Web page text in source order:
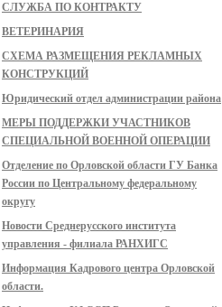
СЛУЖБА ПО КОНТРАКТУ
ВЕТЕРИНАРИЯ
СХЕМА РАЗМЕЩЕНИЯ РЕКЛАМНЫХ
КОНСТРУКЦИЙ
Юридический отдел администрации района
МЕРЫ ПОДДЕРЖКИ УЧАСТНИКОВ
СПЕЦИАЛЬНОЙ ВОЕННОЙ ОПЕРАЦИИ
Отделение по Орловской области ГУ Банка
России по Центральному федеральному
округу
Новости Среднерусского института
управления - филиала РАНХИГС
Информация Кадрового центра Орловской
области.